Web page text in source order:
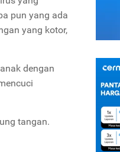
pun yang ada
yang kotor,
dengan
tangan.